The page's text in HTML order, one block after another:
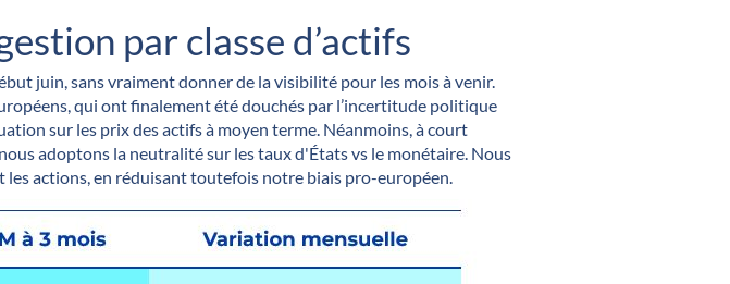
par classe d’actifs
juin, sans vraiment donner de la visibilité pour les mois à venir.
qui ont finalement été douchés par l’incertitude politique
sur les prix des actifs à moyen terme. Néanmoins, à court
adoptons la neutralité sur les taux d'États vs le monétaire. Nous
actions, en réduisant toutefois notre biais pro-européen.